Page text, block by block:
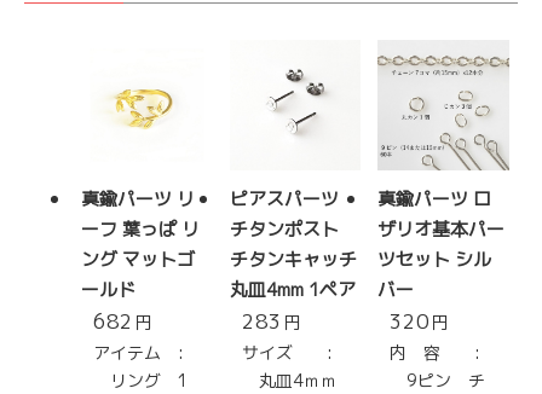
真鍮パーツ リ
ーフ 葉っぱ リ
ング マットゴ
ールド
682 円
アイテム :
リング 1
ピアスパーツ
チタンポスト
チタンキャッチ
丸皿4mm 1ペア
283 円
サイズ :
丸皿4ｍｍ
真鍮パーツ ロ
ザリオ基本パー
ツセット シル
バー
320 円
内 容 :
9ピン チ